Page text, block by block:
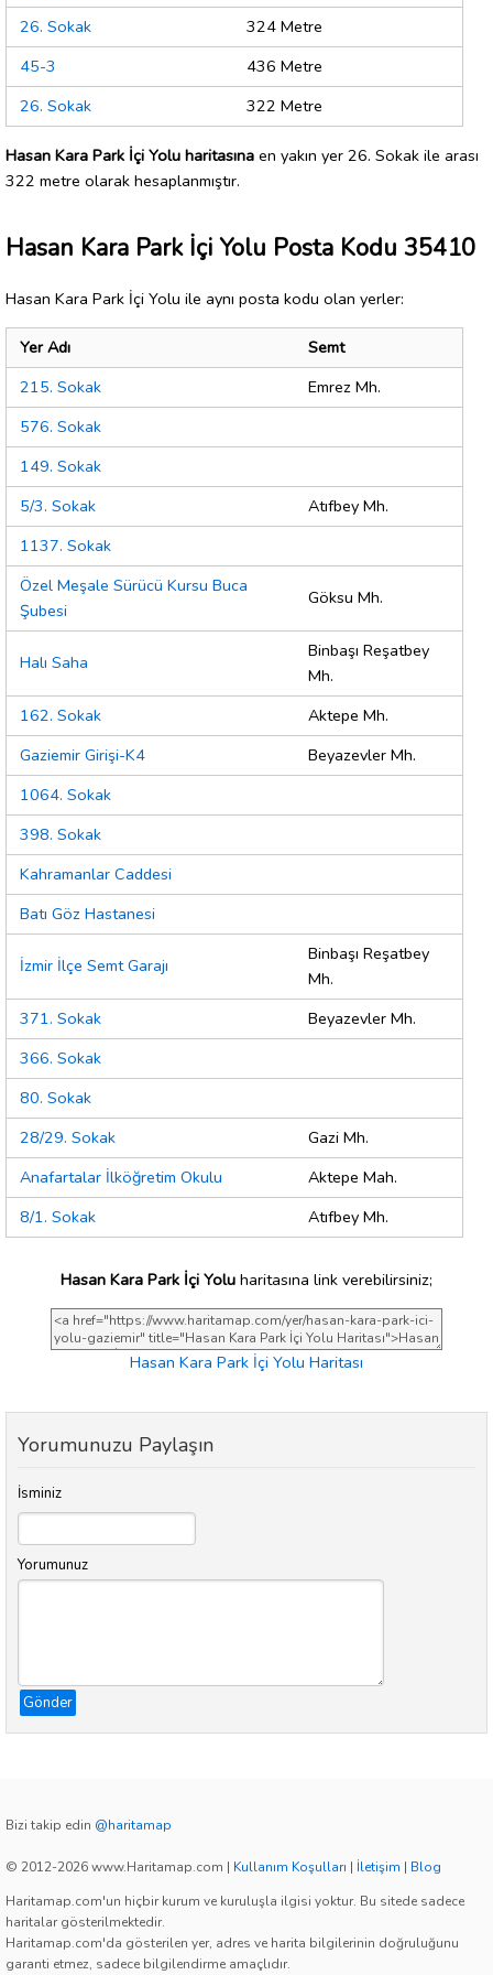
26. Sokak
324 Metre
45-3
436 Metre
26. Sokak
322 Metre
Hasan Kara Park İçi Yolu haritasına en yakın yer 26. Sokak ile arası
322 metre olarak hesaplanmıştır.
Hasan Kara Park İçi Yolu Posta Kodu 35410
Hasan Kara Park İçi Yolu ile aynı posta kodu olan yerler:
Yer Adı
Semt
215. Sokak
Emrez Mh.
576. Sokak
149. Sokak
5/3. Sokak
Atıfbey Mh.
1137. Sokak
Özel Meşale Sürücü Kursu Buca
Şubesi
Göksu Mh.
Halı Saha
Binbaşı Reşatbey
Mh.
162. Sokak
Aktepe Mh.
Gaziemir Girişi-K4
Beyazevler Mh.
1064. Sokak
398. Sokak
Kahramanlar Caddesi
Batı Göz Hastanesi
İzmir İlçe Semt Garajı
Binbaşı Reşatbey
Mh.
371. Sokak
Beyazevler Mh.
366. Sokak
80. Sokak
28/29. Sokak
Gazi Mh.
Anafartalar İlköğretim Okulu
Aktepe Mah.
8/1. Sokak
Atıfbey Mh.
Hasan Kara Park İçi Yolu haritasına link verebilirsiniz;
Hasan Kara Park İçi Yolu Haritası
Yorumunuzu Paylaşın
İsminiz
Yorumunuz
Gönder
Bizi takip edin @haritamap
© 2012-2026 www.Haritamap.com | Kullanım Koşulları | İletişim | Blog
Haritamap.com'un hiçbir kurum ve kuruluşla ilgisi yoktur. Bu sitede sadece
haritalar gösterilmektedir.
Haritamap.com'da gösterilen yer, adres ve harita bilgilerinin doğruluğunu
garanti etmez, sadece bilgilendirme amaçlıdır.